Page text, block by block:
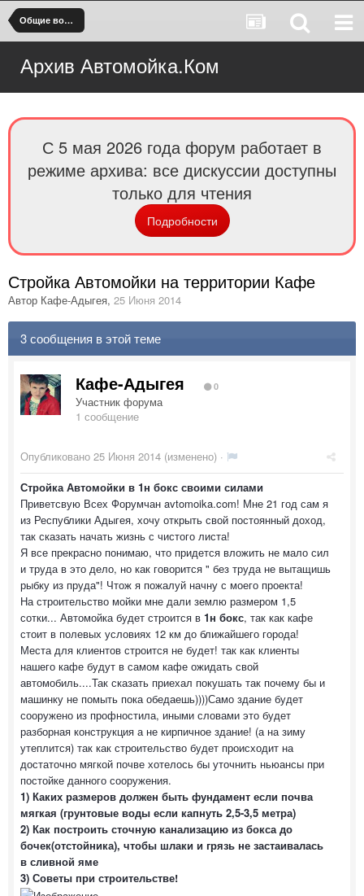
Общие вопросы по Ручной мойке
Архив Автомойка.Ком
С 5 мая 2026 года форум работает в
режиме архива: все дискуссии доступны
только для чтения
Подробности
Стройка Автомойки на территории Кафе
Автор Кафе-Адыгея, 25 Июня 2014
3 сообщения в этой теме
Кафе-Адыгея 0
Участник форума
1 сообщение
Опубликовано 25 Июня 2014 (изменено) ·
Стройка Автомойки в 1н бокс своими силами
Приветсвую Всех Форумчан avtomoika.com! Мне 21 год сам я
из Республики Адыгея, хочу открыть свой постоянный доход,
так сказать начать жизнь с чистого листа!
Я все прекрасно понимаю, что придется вложить не мало сил
и труда в это дело, но как говорится " без труда не вытащишь
рыбку из пруда"! Чтож я пожалуй начну с моего проекта!
На строительство мойки мне дали землю размером 1,5
сотки... Автомойка будет строится в 1н бокс, так как кафе
стоит в полевых условиях 12 км до ближайшего города!
Места для клиентов строится не будет! так как клиенты
нашего кафе будут в самом кафе ожидать свой
автомобиль....Так сказать приехал покушать так почему бы и
машинку не помыть пока обедаешь))))Само здание будет
сооружено из профностила, иными словами это будет
разборная конструкция а не кирпичное здание! (а на зиму
утеплится) так как строительство будет происходит на
достаточно мягкой почве хотелось бы уточнить ньюансы при
постойке данного сооружения.
1) Каких размеров должен быть фундамент если почва
мягкая (грунтовые воды если капнуть 2,5-3,5 метра)
2) Как построить сточную канализацию из бокса до
бочек(отстойника), чтобы шлаки и грязь не застаивалась
в сливной яме
3) Советы при строительстве!